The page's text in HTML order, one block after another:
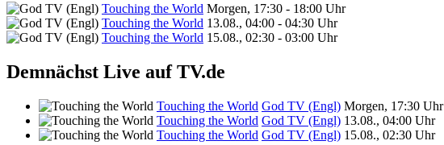
Touching the World Morgen, 17:30 - 18:00 Uhr
Touching the World 13.08., 04:00 - 04:30 Uhr
Touching the World 15.08., 02:30 - 03:00 Uhr
Demnächst Live auf TV.de
Touching the World God TV (Engl) Morgen, 17:30 Uhr
Touching the World God TV (Engl) 13.08., 04:00 Uhr
Touching the World God TV (Engl) 15.08., 02:30 Uhr